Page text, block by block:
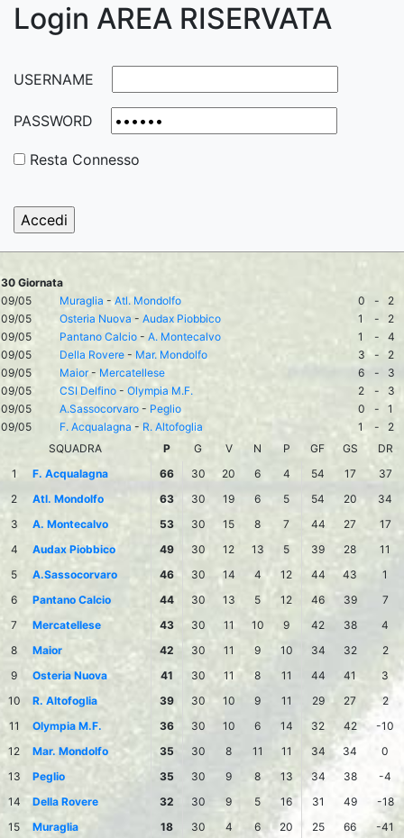
Login AREA RISERVATA
USERNAME
PASSWORD
Resta Connesso
30 Giornata
09/05
Muraglia - Atl. Mondolfo 0 -
2
09/05
Osteria Nuova - Audax Piobbico 1 -
2
09/05
Pantano Calcio - A. Montecalvo 1 -
4
09/05
Della Rovere - Mar. Mondolfo 3 -
2
09/05
Maior- Mercatellese 6 -
3
09/05
CSI Delfino - Olympia M.F. 2 -
3
09/05
A.Sassocorvaro - Peglio 0 -
1
09/05
F. Acqualagna - R. Altofoglia 1 -
2
SQUADRA
P G V N P GF GS
DR
1
F. Acqualagna 66 30 20 6 4 54 17
37
2
Atl. Mondolfo 63 30 19 6 5 54 20
34
3
A. Montecalvo 53 30 15 8 7 44 27
17
4
Audax Piobbico 49 30 12 13 5 39 28
11
5
A.Sassocorvaro 46 30 14 4 12 44 43
1
6
Pantano Calcio 44 30 13 5 12 46 39
7
7
Mercatellese 43 30 11 10 9 42 38
4
8
Maior 42 30 11 9 10 34 32
2
9
Osteria Nuova 41 30 11 8 11 44 41
3
10
R. Altofoglia 39 30 10 9 11 29 27
2
11
Olympia M.F. 36 30 10 6 14 32 42
-10
12
Mar. Mondolfo 35 30 8 11 11 34 34
0
13
Peglio 35 30 9 8 13 34 38
-4
14
Della Rovere 32 30 9 5 16 31 49
-18
15
Muraglia 18 30 4 6 20 25 66 -41